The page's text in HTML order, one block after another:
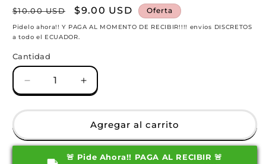
Precio
habitual
$10.00 USD
Precio
de
oferta
$9.00 USD Oferta
Pidelo ahora!! Y PAGA AL MOMENTO DE RECIBIR!!!! envios DISCRETOS
a todo el ECUADOR.
Cantidad
Reducir
cantidad
para
Para
El
Pene
Aumentar
cantidad
para
Anillo
Para
El
Pene
Agregar al carrito
🚨 Pide Ahora!! PAGA AL RECIBIR 🚨